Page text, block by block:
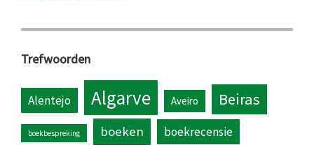
Trefwoorden
Alentejo Algarve Aveiro Beiras
boekbespreking boeken boekrecensie